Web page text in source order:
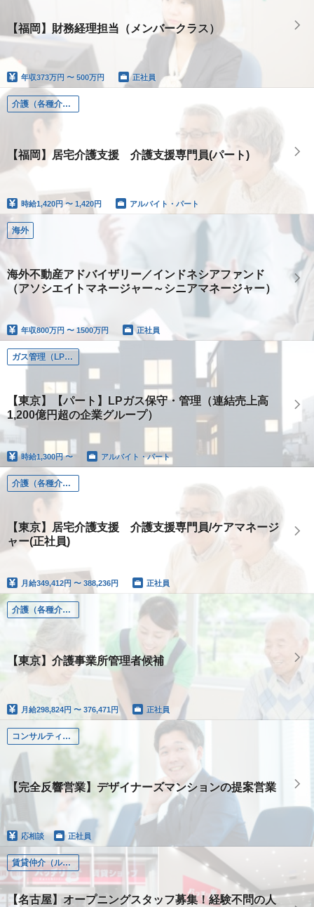
【福岡】財務経理担当（メンバークラス）
年収373万円 〜 500万円 正社員
介護（各種介護職）
【福岡】居宅介護支援 介護支援専門員(パート)
時給1,420円 〜 1,420円 アルバイト・パート
海外
海外不動産アドバイザリー／インドネシアファンド
（アソシエイトマネージャー～シニアマネージャー）
年収800万円 〜 1500万円 正社員
ガス管理（LPガスの保守・管理）
【東京】【パート】LPガス保守・管理（連結売上高
1,200億円超の企業グループ）
時給1,300円 〜 アルバイト・パート
介護（各種介護職）
【東京】居宅介護支援 介護支援専門員/ケアマネージ
ャー(正社員)
月給349,412円 〜 388,236円 正社員
介護（各種介護職）
【東京】介護事業所管理者候補
月給298,824円 〜 376,471円 正社員
コンサルティング（個人営業）
【完全反響営業】デザイナーズマンションの提案営業
応相談 正社員
賃貸仲介（ルームアドバイザー）
【名古屋】オープニングスタッフ募集！経験不問の人